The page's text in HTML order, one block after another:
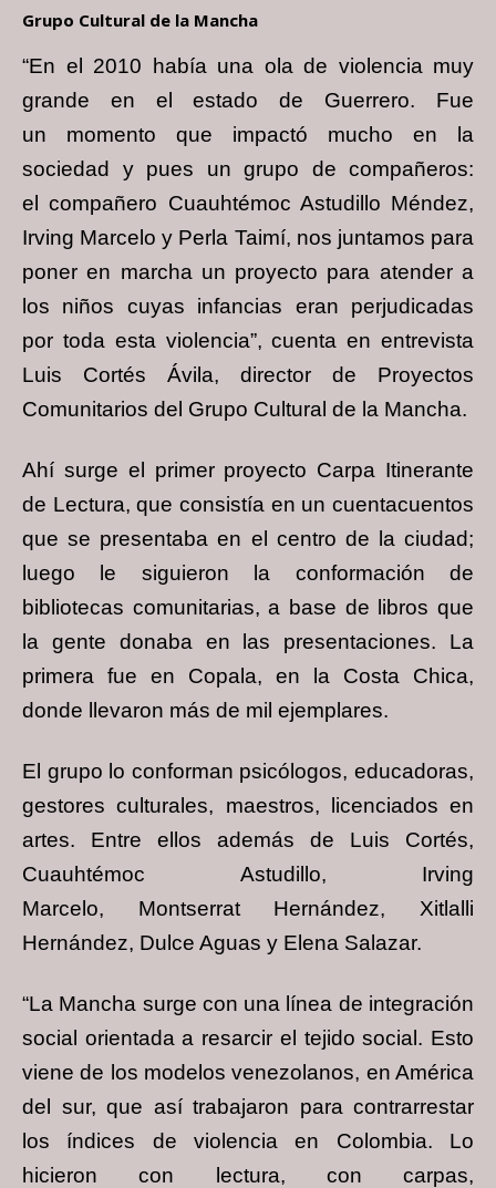
Grupo Cultural de la Mancha
“En el 2010 había una ola de violencia muy
grande en el estado de Guerrero. Fue
un momento que impactó mucho en la
sociedad y pues un grupo de compañeros:
elcompañero Cuauhtémoc Astudillo Méndez,
Irving Marcelo y Perla Taimí, nos juntamos para
poner en marcha un proyecto para atender a
los niños cuyas infancias eran perjudicadas
por toda esta violencia”, cuenta en entrevista
Luis Cortés Ávila, director de Proyectos
Comunitarios del Grupo Cultural de la Mancha.
Ahí surge el primer proyecto Carpa Itinerante
de Lectura, que consistía en un cuentacuentos
que se presentaba en el centro de la ciudad;
luego le siguieron la conformación de
bibliotecas comunitarias, a base de libros que
la gente donaba en las presentaciones. La
primera fue en Copala, en la Costa Chica,
donde llevaron más de mil ejemplares.
El grupo lo conforman psicólogos, educadoras,
gestores culturales, maestros, licenciados en
artes. Entre ellos además de Luis Cortés,
Cuauhtémoc Astudillo, Irving
Marcelo, Montserrat Hernández, Xitlalli
Hernández, Dulce Aguas y Elena Salazar.
“La Mancha surge con una línea de integración
social orientada a resarcir el tejido social. Esto
viene de los modelos venezolanos, en América
del sur, que así trabajaron para contrarrestar
los índices de violencia en Colombia. Lo
hicieron con lectura, con carpas,